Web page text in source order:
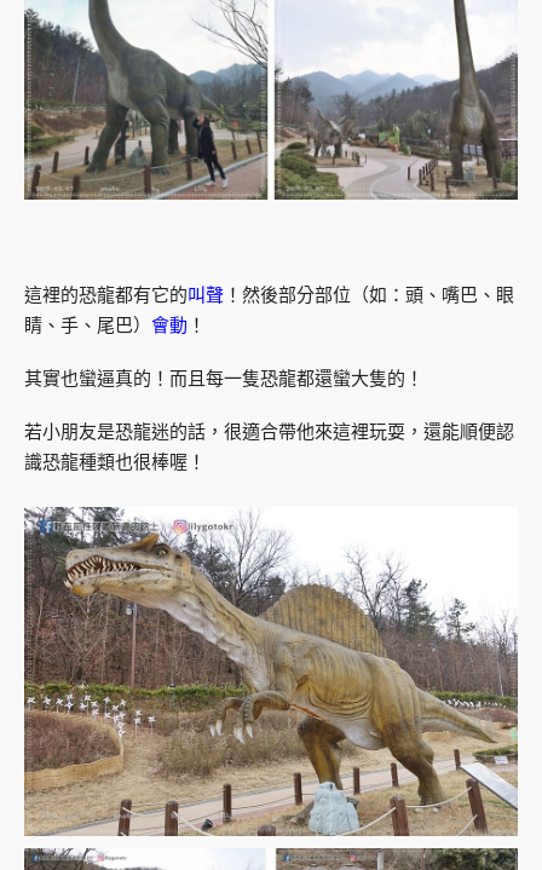
這裡的恐龍都有它的叫聲 ！然後部分部位（如：頭、嘴巴、眼
睛、手、尾巴） 會動 ！
其實也蠻逼真的！而且每一隻恐龍都還蠻大隻的！
若小朋友是恐龍迷的話，很適合帶他來這裡玩耍，還能順便認
識恐龍種類也很棒喔！